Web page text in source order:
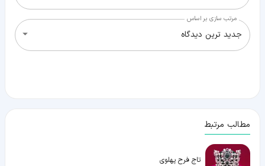
مرتب سازی بر اساس
جدید ترین دیدگاه
مطالب مرتبط
تاج فرح پهلوی